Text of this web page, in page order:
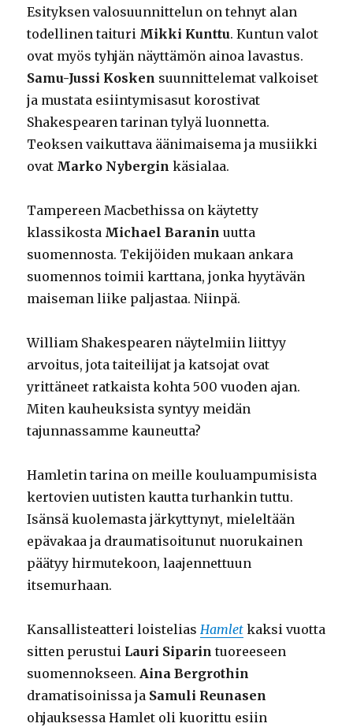
Esityksen valosuunnittelun on tehnyt alan
todellinen taituri Mikki Kunttu. Kuntun valot
ovat myös tyhjän näyttämön ainoa lavastus.
Samu-Jussi Kosken suunnittelemat valkoiset
ja mustata esiintymisasut korostivat
Shakespearen tarinan tylyä luonnetta.
Teoksen vaikuttava äänimaisema ja musiikki
ovat Marko Nybergin käsialaa.
Tampereen Macbethissa on käytetty
klassikosta Michael Baranin uutta
suomennosta. Tekijöiden mukaan ankara
suomennos toimii karttana, jonka hyytävän
maiseman liike paljastaa. Niinpä.
William Shakespearen näytelmiin liittyy
arvoitus, jota taiteilijat ja katsojat ovat
yrittäneet ratkaista kohta 500 vuoden ajan.
Miten kauheuksista syntyy meidän
tajunnassamme kauneutta?
Hamletin tarina on meille kouluampumisista
kertovien uutisten kautta turhankin tuttu.
Isänsä kuolemasta järkyttynyt, mieleltään
epävakaa ja draumatisoitunut nuorukainen
päätyy hirmutekoon, laajennettuun
itsemurhaan.
Kansallisteatteri loisteliasHamlet kaksi vuotta
sitten perustui Lauri Siparin tuoreeseen
suomennokseen.Aina Bergrothin
dramatisoinissa ja Samuli Reunasen
ohjauksessa Hamlet oli kuorittu esiin